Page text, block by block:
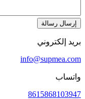
إرسال رسالة
بريد إلكتروني
info@supmea.com
واتساب
8615868103947